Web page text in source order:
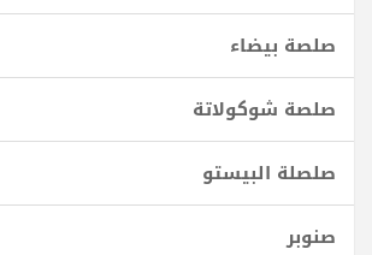
صلصة بيضاء
صلصة شوكولاتة
صلصلة البيستو
صنوبر